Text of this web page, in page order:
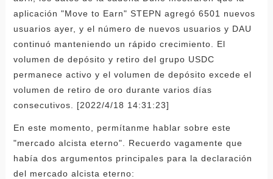
aplicación "Move to Earn" STEPN agregó 6501 nuevos
usuarios ayer, y el número de nuevos usuarios y DAU
continuó manteniendo un rápido crecimiento. El
volumen de depósito y retiro del grupo USDC
permanece activo y el volumen de depósito excede el
volumen de retiro de oro durante varios días
consecutivos. [2022/4/18 14:31:23]
En este momento, permítanme hablar sobre este
"mercado alcista eterno". Recuerdo vagamente que
había dos argumentos principales para la declaración
del mercado alcista eterno: